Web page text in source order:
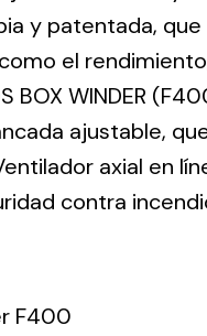
solutions for all
kinds of needs.
y patentada,
el
BOX WINDER
ajustable,
axial en
contra
F400